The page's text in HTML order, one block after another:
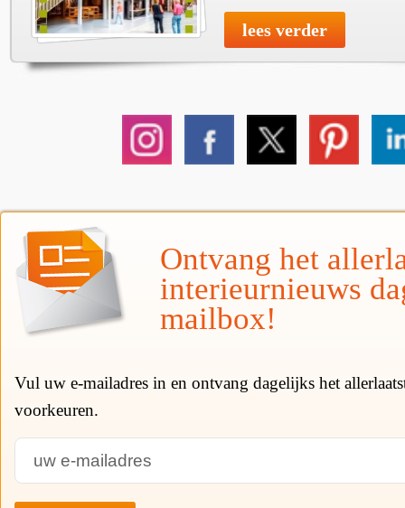
lees verder
Ontvang het
interieurnieuws
mailbox!
Vul uw e-mailadres in en ontvang dagelijks het
voorkeuren.